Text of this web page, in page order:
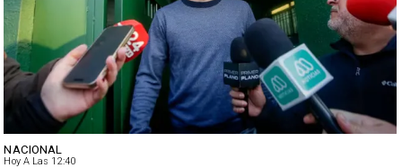
NACIONAL
Hoy A Las 12:40